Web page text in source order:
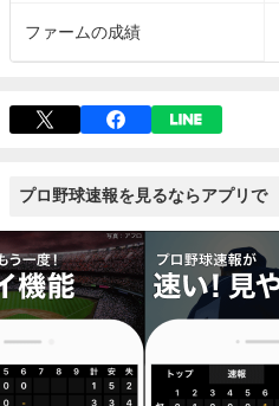
ファームの成績
プロ野球速報を見るならアプリで